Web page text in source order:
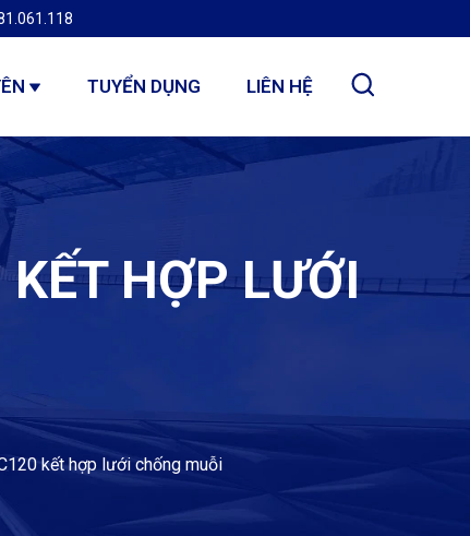
TUYỂN DỤNG LIÊN HỆ
HỢP LƯỚI
kết hợp lưới chống muỗi